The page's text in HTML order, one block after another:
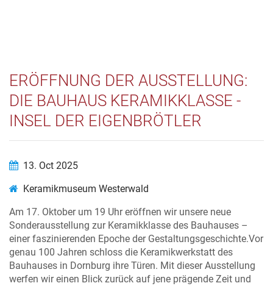
ERÖFFNUNG DER AUSSTELLUNG:
DIE BAUHAUS KERAMIKKLASSE -
INSEL DER EIGENBRÖTLER
13. Oct 2025
Keramikmuseum Westerwald
Am 17. Oktober um 19 Uhr eröffnen wir unsere neue
Sonderausstellung zur Keramikklasse des Bauhauses –
einer faszinierenden Epoche der Gestaltungsgeschichte.Vor
genau 100 Jahren schloss die Keramikwerkstatt des
Bauhauses in Dornburg ihre Türen. Mit dieser Ausstellung
werfen wir einen Blick zurück auf jene prägende Zeit und